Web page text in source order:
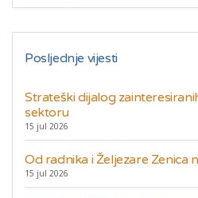
Posljednje vijesti
Strateški dijalog
sektoru
15 jul 2026
Od radnika i Željezare Zenica
15 jul 2026